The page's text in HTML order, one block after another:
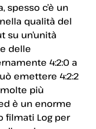
spesso c’è un
qualità del
su un’unità
delle
4:2:0 a
emettere 4:2:2
più
è un enorme
filmati Log per